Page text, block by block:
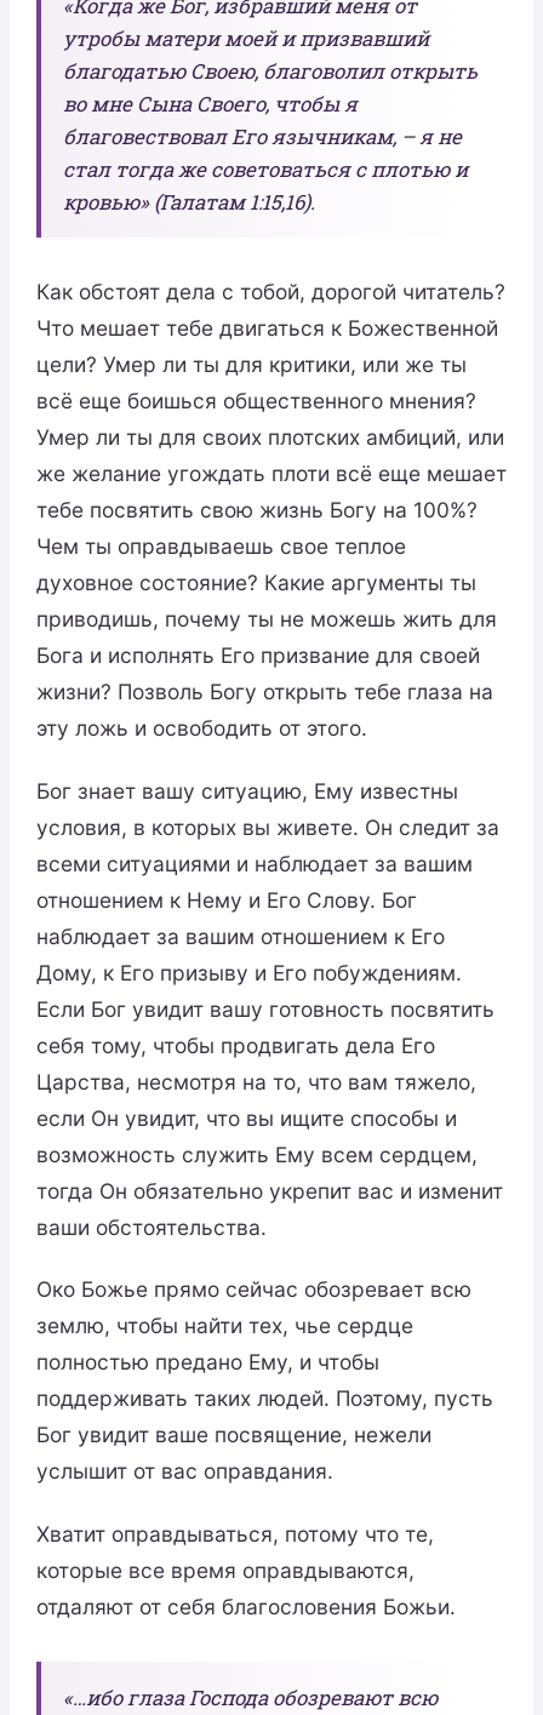
утробы матери моей и призвавший
благодатью Своею, благоволил открыть
во мне Сына Своего, чтобы я
благовествовал Его язычникам, – я не
стал тогда же советоваться с плотью и
кровью» (Галатам 1:15,16).
Как обстоят дела с тобой, дорогой читатель?
Что мешает тебе двигаться к Божественной
цели? Умер ли ты для критики, или же ты
всё еще боишься общественного мнения?
Умер ли ты для своих плотских амбиций, или
же желание угождать плоти всё еще мешает
тебе посвятить свою жизнь Богу на 100%?
Чем ты оправдываешь свое теплое
духовное состояние? Какие аргументы ты
приводишь, почему ты не можешь жить для
Бога и исполнять Его призвание для своей
жизни? Позволь Богу открыть тебе глаза на
эту ложь и освободить от этого.
Бог знает вашу ситуацию, Ему известны
условия, в которых вы живете. Он следит за
всеми ситуациями и наблюдает за вашим
отношением к Нему и Его Слову. Бог
наблюдает за вашим отношением к Его
Дому, к Его призыву и Его побуждениям.
Если Бог увидит вашу готовность посвятить
себя тому, чтобы продвигать дела Его
Царства, несмотря на то, что вам тяжело,
если Он увидит, что вы ищите способы и
возможность служить Ему всем сердцем,
тогда Он обязательно укрепит вас и изменит
ваши обстоятельства.
Око Божье прямо сейчас обозревает всю
землю, чтобы найти тех, чье сердце
полностью предано Ему, и чтобы
поддерживать таких людей. Поэтому, пусть
Бог увидит ваше посвящение, нежели
услышит от вас оправдания.
Хватит оправдываться, потому что те,
которые все время оправдываются,
отдаляют от себя благословения Божьи.
«…ибо глаза Господа обозревают всю